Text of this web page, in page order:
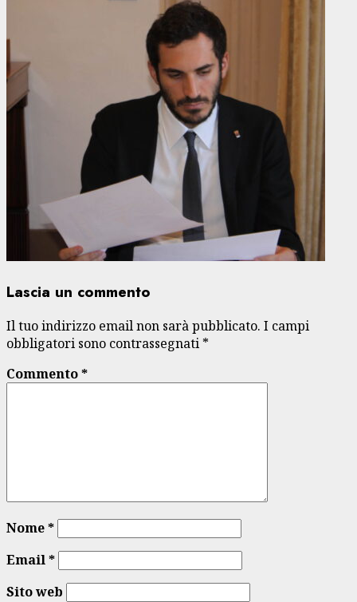
Lascia un commento
Il tuo indirizzo email non sarà pubblicato. I campi
obbligatori sono contrassegnati *
Commento*
Nome*
Email*
Sito web